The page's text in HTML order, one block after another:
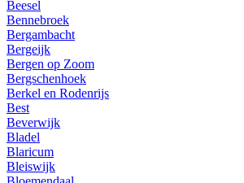
Beesel
Bennebroek
Bergambacht
Bergeijk
Bergen op Zoom
Bergschenhoek
Berkel en Rodenrijs
Best
Beverwijk
Bladel
Blaricum
Bleiswijk